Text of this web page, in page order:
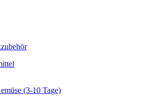
(3-10 Tage)